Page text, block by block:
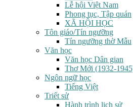
Lễ hội Việt Nam
Phong tục, Tập quán
XÃ HỘI HỌC
Tôn giáo/Tín ngưỡng
Tín ngưỡng thờ Mẫu
Văn học
Văn học Dân gian
Thơ Mới (1932-
Ngôn ngữ học
Tiếng Việt
Triết sử
Hành trình lịch sử